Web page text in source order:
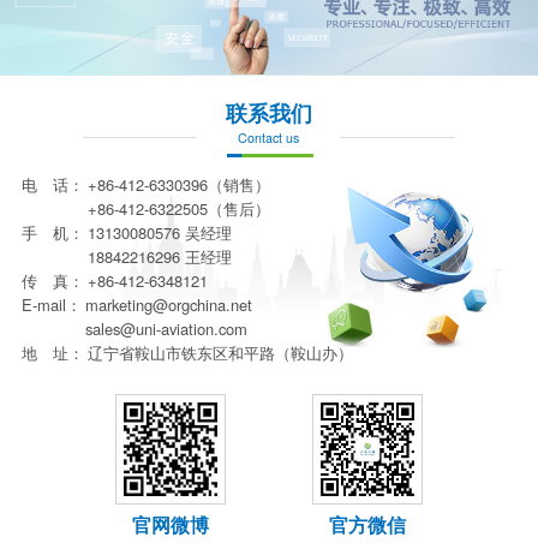
联系我们
Contact us
电 话： +86-412-6330396（销售）
+86-412-6322505（售后）
手 机： 13130080576 吴经理
18842216296 王经理
传 真： +86-412-6348121
E-mail： marketing@orgchina.net
sales@uni-aviation.com
地 址： 辽宁省鞍山市铁东区和平路（鞍山办）
官网微博 官方微信